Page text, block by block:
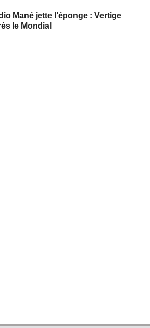
Mané jette l’éponge : Vertige
le Mondial